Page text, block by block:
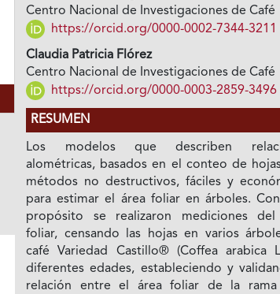
Centro Nacional de Investigaciones de Café
https://orcid.org/0000-0002-7344-3211
Claudia Patricia Flórez
Centro Nacional de Investigaciones de Café
https://orcid.org/0000-0003-2859-3496
RESUMEN
Los modelos que describen
alométricas, basados en el conteo de
métodos no destructivos, fáciles y
para estimar el área foliar en árboles.
propósito se realizaron mediciones del
foliar, censando las hojas en varios
café Variedad Castillo® (Coffea arabica
diferentes edades, estableciendo y
relación entre el área foliar de la